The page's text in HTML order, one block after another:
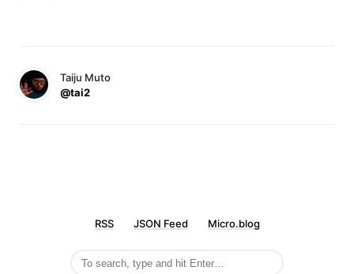
Taiju Muto
@tai2
RSS JSON Feed Micro.blog